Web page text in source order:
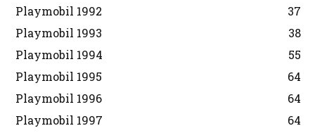
Playmobil 1992
37
Playmobil 1993
38
Playmobil 1994
55
Playmobil 1995
64
Playmobil 1996
64
Playmobil 1997
64